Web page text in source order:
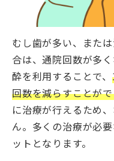
むし歯が多い、また
合は、通院回数が多
酔を利用することで、
回数を減らすことが
に治療が行えるため
ん。多くの治療が必
ットとなります。